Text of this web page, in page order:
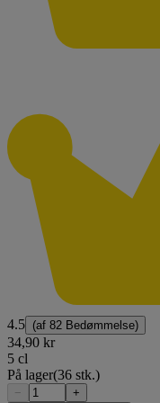
4.5 (af 82 Bedømmelse)
34,90 kr
5 cl
På lager(36 stk.)
− +